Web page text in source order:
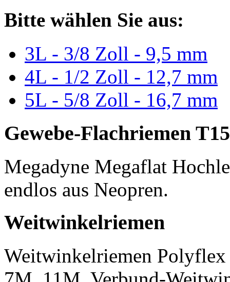
Bitte wählen Sie aus:
3L - 3/8 Zoll - 9,5 mm
4L - 1/2 Zoll - 12,7 mm
5L - 5/8 Zoll - 16,7 mm
Gewebe-Flachriemen
Megadyne Megaflat
endlos aus Neopren.
Weitwinkelriemen
Weitwinkelriemen